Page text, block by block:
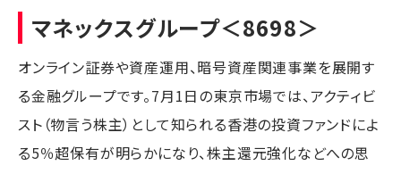
マネックスグループ＜8698＞
オンライン証券や資産運用、暗号資産関連事業を展開す
る金融グループです。7月1日の東京市場では、アクティビ
スト（物言う株主）として知られる香港の投資ファンドによ
る5％超保有が明らかになり、株主還元強化などへの思